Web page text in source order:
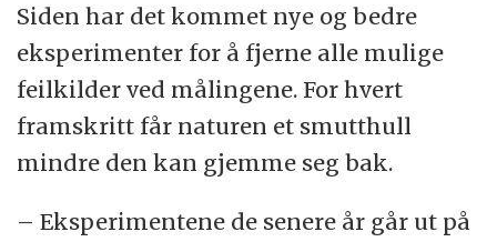
Siden har det kommet nye og bedre
eksperimenter for å fjerne alle mulige
feilkilder ved målingene. For hvert
framskritt får naturen et smutthull
mindre den kan gjemme seg bak.
– Eksperimentene de senere år går ut på